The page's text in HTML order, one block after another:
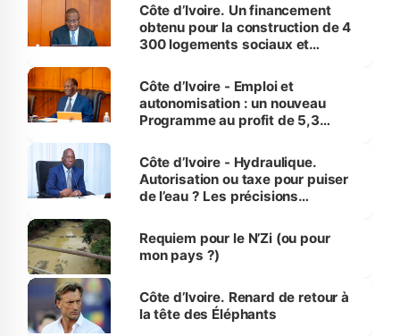
Côte d’Ivoire. Un financement
obtenu pour la construction de 4
300 logements sociaux et
et Yamoussoukro
Côte d’Ivoire - Emploi et
autonomisation : un nouveau
Programme au profit de 5,3
Côte d’Ivoire - Hydraulique.
Autorisation ou taxe pour puiser
de l’eau ? Les précisions
Requiem pour le N’Zi (ou pour
mon pays ?)
Côte d’Ivoire. Renard de retour à
la tête des Éléphants